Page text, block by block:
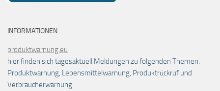
INFORMATIONEN
produktwarnung.eu
hier finden sich tagesaktuell Meldungen zu folgenden Themen:
Produktwarnung, Lebensmittelwarnung, Produktrückruf und
Verbraucherwarnung